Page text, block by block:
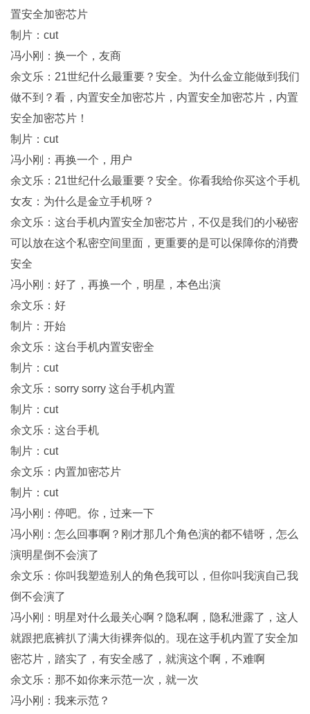
置安全加密芯片
制片：cut
冯小刚：换一个，友商
余文乐：21世纪什么最重要？安全。为什么金立能做到我们
做不到？看，内置安全加密芯片，内置安全加密芯片，内置
安全加密芯片！
制片：cut
冯小刚：再换一个，用户
余文乐：21世纪什么最重要？安全。你看我给你买这个手机
女友：为什么是金立手机呀？
余文乐：这台手机内置安全加密芯片，不仅是我们的小秘密
可以放在这个私密空间里面，更重要的是可以保障你的消费
安全
冯小刚：好了，再换一个，明星，本色出演
余文乐：好
制片：开始
余文乐：这台手机内置安密全
制片：cut
余文乐：sorry sorry 这台手机内置
制片：cut
余文乐：这台手机
制片：cut
余文乐：内置加密芯片
制片：cut
冯小刚：停吧。你，过来一下
冯小刚：怎么回事啊？刚才那几个角色演的都不错呀，怎么
演明星倒不会演了
余文乐：你叫我塑造别人的角色我可以，但你叫我演自己我
倒不会演了
冯小刚：明星对什么最关心啊？隐私啊，隐私泄露了，这人
就跟把底裤扒了满大街裸奔似的。现在这手机内置了安全加
密芯片，踏实了，有安全感了，就演这个啊，不难啊
余文乐：那不如你来示范一次，就一次
冯小刚：我来示范？